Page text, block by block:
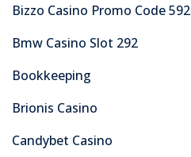
Bizzo Casino Promo Code 592
Bmw Casino Slot 292
Bookkeeping
Brionis Casino
Candybet Casino